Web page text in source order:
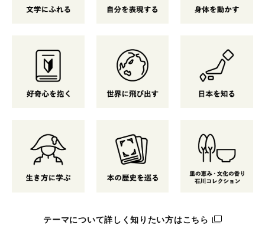
テーマについて詳しく知りたい方はこちら